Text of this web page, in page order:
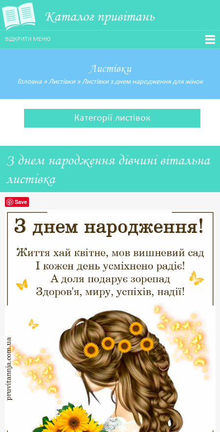
Каталог привітань
ВІДКРИТИ МЕНЮ
Листівки
Головна» Листівки» Листівки з днем народження для жінок
Категорії листівок
З днем народження дівчині вітальна
листівка
Save